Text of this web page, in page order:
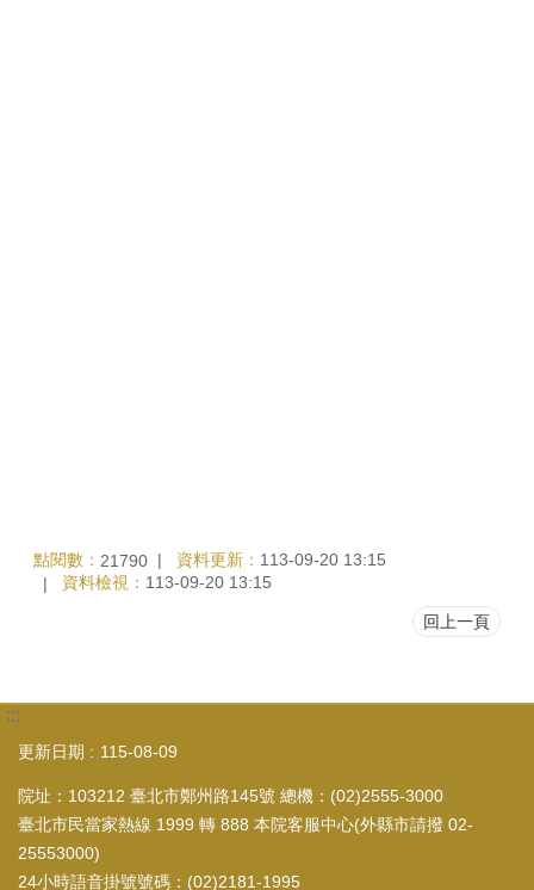
點閱數： 21790 資料更新： 113-09-20 13:15
資料檢視： 113-09-20 13:15
回上一頁
:::
更新日期 115-08-09
院址：103212 臺北市鄭州路145號 總機：(02)2555-3000
臺北市民當家熱線 1999 轉 888 本院客服中心(外縣市請撥 02-
25553000)
24小時語音掛號號碼：(02)2181-1995